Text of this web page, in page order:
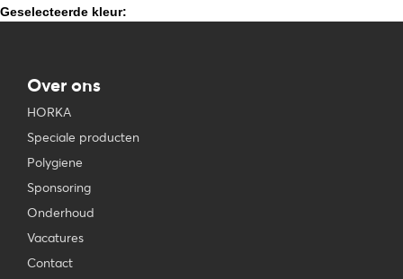
Geselecteerde kleur:
Over ons
HORKA
Speciale producten
Polygiene
Sponsoring
Onderhoud
Vacatures
Contact